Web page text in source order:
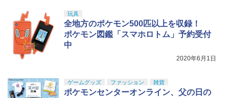
玩具
全地方のポケモン500匹以上を収録！
ポケモン図鑑「スマホロトム」予約受付
中
2020年6月1日
ゲームグッズ ファッション 雑貨
ポケモンセンターオンライン、父の日の